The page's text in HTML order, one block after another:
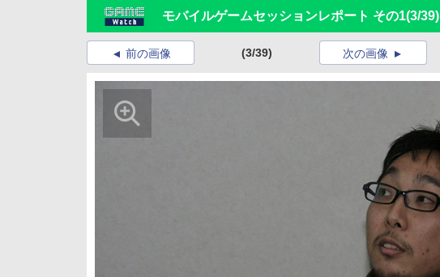
モバイルゲームセッションレポート その1(3/39)
前の画像 (3/39) 次の画像